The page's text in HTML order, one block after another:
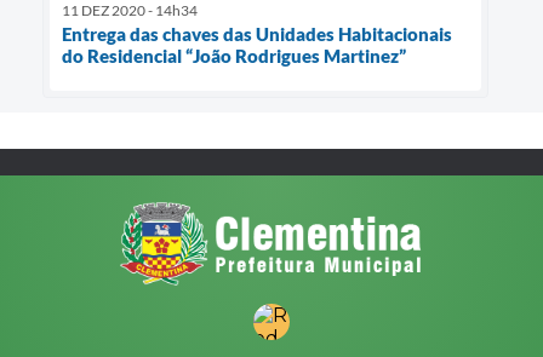
11 DEZ 2020 - 14h34
Entrega das chaves das Unidades Habitacionais
do Residencial “João Rodrigues Martinez”